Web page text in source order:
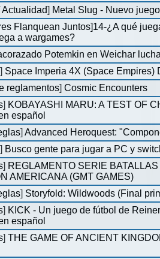
Actualidad] Metal Slug - Nuevo
Flanquean Juntos]14-¿A qué
a wargames?
Potemkin en Weichar
] Space Imperia 4X (Space Empires)
reglamentos]Cosmic Encounters
] KOBAYASHI MARU: A TEST OF
español
]Advanced Heroquest:
] Busco gente para jugar a PC y
] REGLAMENTO SERIE
AMERICANA (GMT GAMES)
] Storyfold: Wildwoods (Final
] KICK - Un juego de fútbol de
español
]THE GAME OF ANCIENT